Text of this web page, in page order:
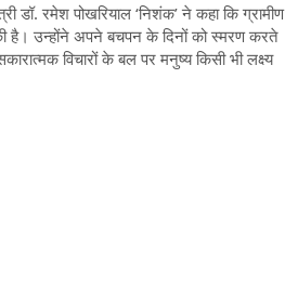
डॉ. रमेश पोखरियाल ‘निशंक’ ने कहा कि ग्रामीण
है। उन्होंने अपने बचपन के दिनों को स्मरण करते
विचारों के बल पर मनुष्य किसी भी लक्ष्य